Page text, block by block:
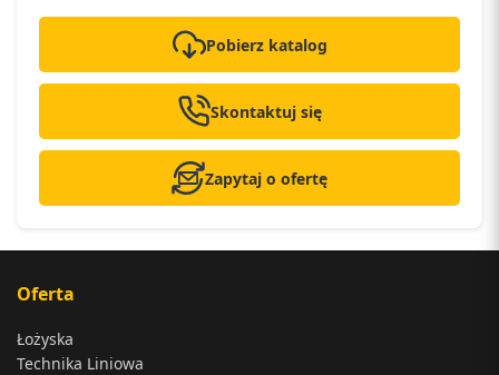
Pobierz katalog
Skontaktuj się
Zapytaj o ofertę
Oferta
Łożyska
Technika Liniowa